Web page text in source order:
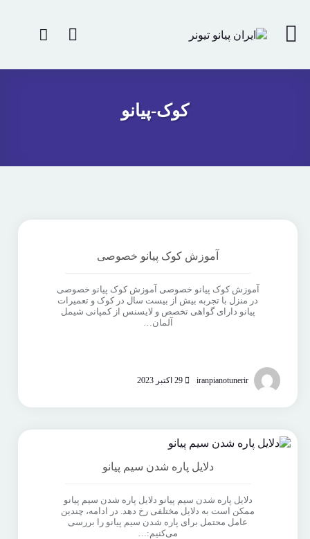
کوک-پیانو
آموزش کوک پیانو خصوصی
آموزش کوک پیانو خصوصی آموزش کوک پیانو خصوصی
در منزل با تجربه بیش از بیست سال در کوک و تعمیرات
پیانو دارای گواهی تخصص و لایسنس از کمپانی شیمل
آلمان…
iranpianotunerir
دلایل پاره شدن سیم پیانو
دلایل پاره شدن سیم پیانو دلایل پاره شدن سیم پیانو
ممکن است به دلایل مختلفی رخ دهد. در ادامه، چندین
عامل محتمل برای پاره شدن سیم پیانو را بررسی
می‌کنیم:…